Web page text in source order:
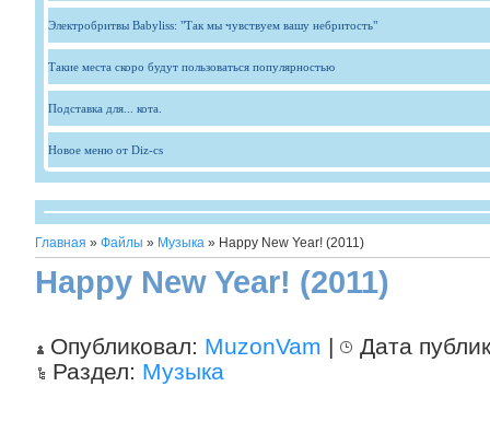
Электробритвы Babyliss: "Так мы чувствуем вашу небритость"
Такие места скоро будут пользоваться популярностью
Подставка для... кота.
Новое меню от Diz-cs
Главная » Файлы » Музыка » Happy New Year! (2011)
Happy New Year! (2011)
Опубликовал: MuzonVam |
Дата
Раздел: Музыка